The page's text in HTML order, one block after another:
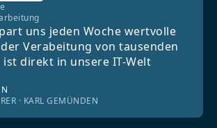
uns jeden Woche wertvolle
Verabeitung von tausenden
ist direkt in unsere IT-Welt
· KARL GEMÜNDEN